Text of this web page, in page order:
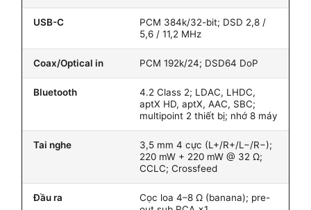
USB-C
PCM 384k/32-bit; DSD 2,8 /
5,6 / 11,2 MHz
Coax/Optical in PCM 192k/24; DSD64 DoP
Bluetooth
4.2 Class 2; LDAC, LHDC,
aptX HD, aptX, AAC, SBC;
multipoint 2 thiết bị; nhớ 8 máy
Tai nghe
3,5 mm 4 cực (L+/R+/L−/R−);
220 mW + 220 mW @ 32 Ω;
CCLC; Crossfeed
Đầu ra
Cọc loa 4–8 Ω (banana); pre-